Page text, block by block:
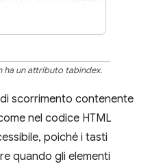
ha un attributo tabindex.
scorrimento contenente
nel codice HTML
poiché i tasti
quando gli elementi